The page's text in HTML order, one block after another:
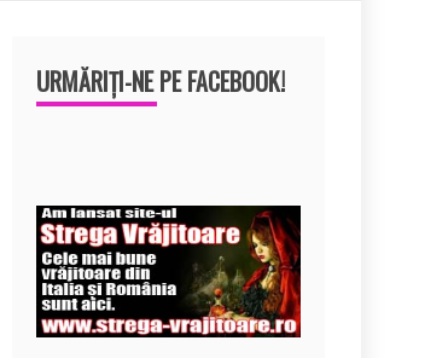
URMĂRIȚI-NE PE FACEBOOK!